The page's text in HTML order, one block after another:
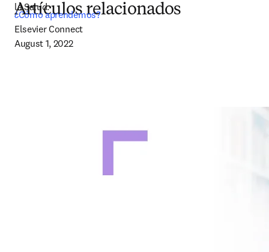
la Salud.
Artículos relacionados
¿Cómo aprendemos?
Elsevier Connect
August 1, 2022